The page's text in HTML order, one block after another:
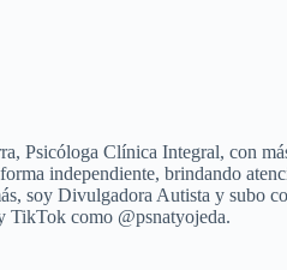
Psicóloga Clínica Integral, con
independiente, brindando
soy Divulgadora Autista y subo
TikTok como @psnatyojeda.